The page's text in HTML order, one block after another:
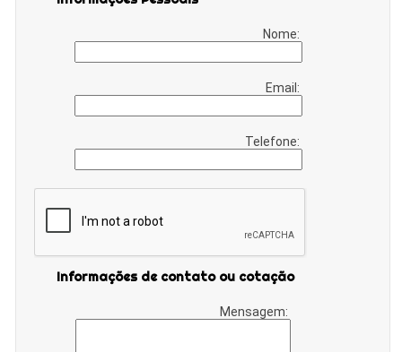
Nome:
Email:
Telefone:
Informações de contato ou cotação
Mensagem: